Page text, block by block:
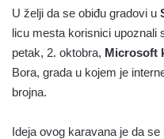
U želji da se obiđu gradovi u
licu mesta korisnici upoznali
petak, 2. oktobra, Microsoft
Bora, grada u kojem je
brojna.
Ideja ovog karavana je da